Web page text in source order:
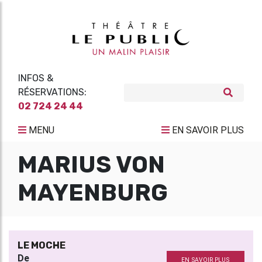
INFOS &
RÉSERVATIONS:
02 724 24 44
MENU EN SAVOIR PLUS
MARIUS VON
MAYENBURG
LE MOCHE
De EN SAVOIR PLUS